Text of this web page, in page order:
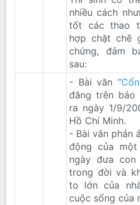
nhiều cách
tốt các thao
hợp chặt chẽ
chứng, đảm
sau:
- Bài văn “
đăng trên báo
ra ngày 1/9/
Hồ Chí Minh.
- Bài văn phản
động của
ngày đưa
trong đời và
to lớn của
cuộc sống của